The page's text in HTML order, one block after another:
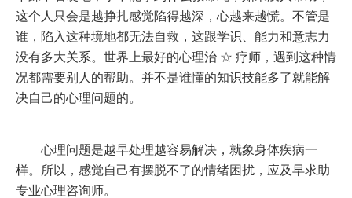
这个人只会是越挣扎感觉陷得越深，心越来越慌。不管是
谁，陷入这种境地都无法自救，这跟学识、能力和意志力
没有多大关系。世界上最好的心理治 ☆ 疗师，遇到这种情
况都需要别人的帮助。并不是谁懂的知识技能多了就能解
决自己的心理问题的。
心理问题是越早处理越容易解决，就象身体疾病一
样。所以，感觉自己有摆脱不了的情绪困扰，应及早求助
专业心理咨询师。